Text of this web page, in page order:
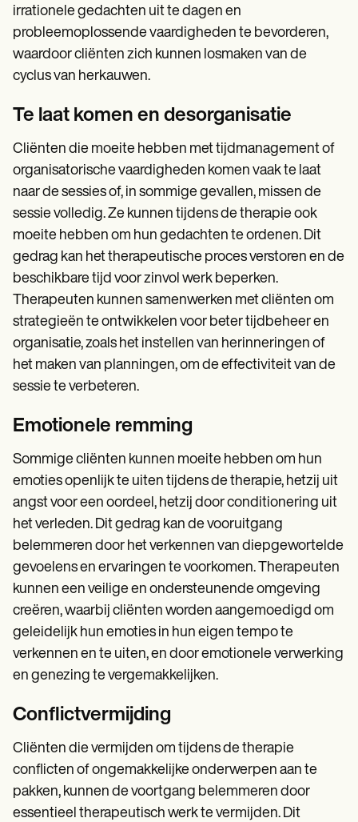
irrationele gedachten uit te dagen en
probleemoplossende vaardigheden te bevorderen,
waardoor cliënten zich kunnen losmaken van de
cyclus van herkauwen.
Te laat komen en desorganisatie
Cliënten die moeite hebben met tijdmanagement of
organisatorische vaardigheden komen vaak te laat
naar de sessies of, in sommige gevallen, missen de
sessie volledig. Ze kunnen tijdens de therapie ook
moeite hebben om hun gedachten te ordenen. Dit
gedrag kan het therapeutische proces verstoren en de
beschikbare tijd voor zinvol werk beperken.
Therapeuten kunnen samenwerken met cliënten om
strategieën te ontwikkelen voor beter tijdbeheer en
organisatie, zoals het instellen van herinneringen of
het maken van planningen, om de effectiviteit van de
sessie te verbeteren.
Emotionele remming
Sommige cliënten kunnen moeite hebben om hun
emoties openlijk te uiten tijdens de therapie, hetzij uit
angst voor een oordeel, hetzij door conditionering uit
het verleden. Dit gedrag kan de vooruitgang
belemmeren door het verkennen van diepgewortelde
gevoelens en ervaringen te voorkomen. Therapeuten
kunnen een veilige en ondersteunende omgeving
creëren, waarbij cliënten worden aangemoedigd om
geleidelijk hun emoties in hun eigen tempo te
verkennen en te uiten, en door emotionele verwerking
en genezing te vergemakkelijken.
Conflictvermijding
Cliënten die vermijden om tijdens de therapie
conflicten of ongemakkelijke onderwerpen aan te
pakken, kunnen de voortgang belemmeren door
essentieel therapeutisch werk te vermijden. Dit